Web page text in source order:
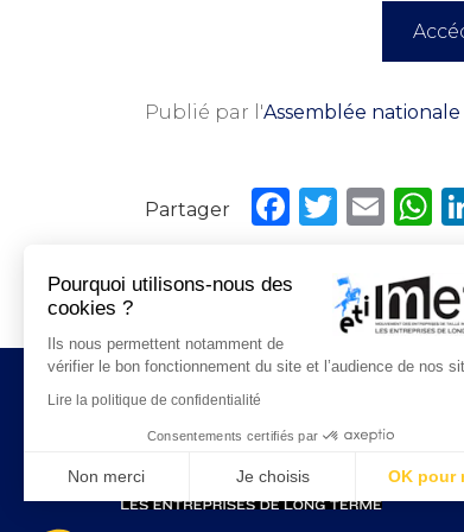
Publié par l'Assemblée nationale
FacebookTwitterEmail
Pourquoi utilisons-nous des
cookies ?
Ils nous permettent notamment de
vérifier le bon fonctionnement du site et l’audience de nos
Lire la politique de confidentialité
Consentements certifiés par
Non merci Je choisis OK pour
Axeptio consent
Plateforme de Gestion du Consentement :